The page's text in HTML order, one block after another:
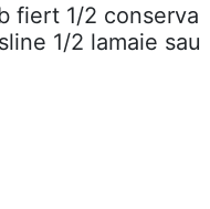
fiert 1/2 conserva
1/2 lamaie sau